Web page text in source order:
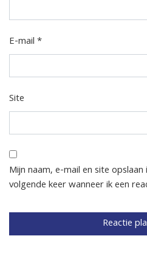
E-mail*
Site
Mijn naam, e-mail en site
volgende keer wanneer ik een